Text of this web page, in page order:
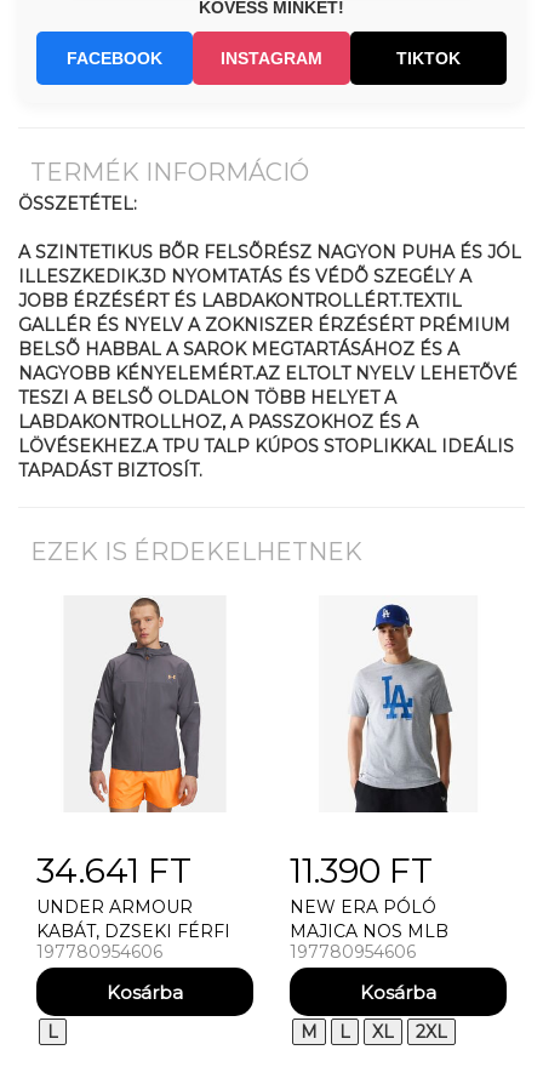
KÖVESS MINKET!
FACEBOOK INSTAGRAM TIKTOK
TERMÉK INFORMÁCIÓ
ÖSSZETÉTEL:
A SZINTETIKUS BÕR FELSÕRÉSZ NAGYON PUHA ÉS JÓL
ILLESZKEDIK.3D NYOMTATÁS ÉS VÉDÕ SZEGÉLY A
JOBB ÉRZÉSÉRT ÉS LABDAKONTROLLÉRT.TEXTIL
GALLÉR ÉS NYELV A ZOKNISZER ÉRZÉSÉRT PRÉMIUM
BELSÕ HABBAL A SAROK MEGTARTÁSÁHOZ ÉS A
NAGYOBB KÉNYELEMÉRT.AZ ELTOLT NYELV LEHETÕVÉ
TESZI A BELSÕ OLDALON TÖBB HELYET A
LABDAKONTROLLHOZ, A PASSZOKHOZ ÉS A
LÖVÉSEKHEZ.A TPU TALP KÚPOS STOPLIKKAL IDEÁLIS
TAPADÁST BIZTOSÍT.
EZEK IS ÉRDEKELHETNEK
34.641 FT
UNDER ARMOUR
KABÁT, DZSEKI FÉRFI
KABÁT UNDER
ARMOUR UA TECH
UTILITY WOVEN JCKT
197780954606
L
11.390 FT
NEW ERA PÓLÓ
MAJICA NOS MLB
REGULAR TEE LOSDOD
197780954606
M L XL 2XL